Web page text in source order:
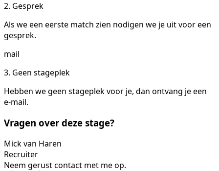
2. Gesprek
Als we een eerste match zien nodigen we je uit voor een
gesprek.
mail
3. Geen stageplek
Hebben we geen stageplek voor je, dan ontvang je een
e-mail.
Vragen over deze stage?
Mick van Haren
Recruiter
Neem gerust contact met me op.